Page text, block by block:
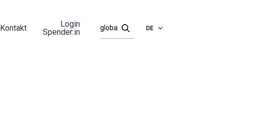
Kontakt
Login
Spender:in
DE